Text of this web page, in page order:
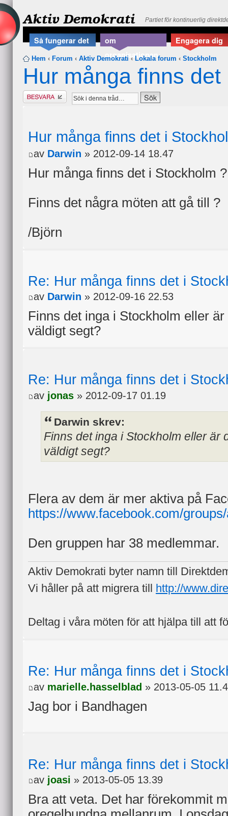
Aktiv Demokrati Partiet för kontinuerlig
Så fungerar det
om
organisationen
Engagera dig
Hem ‹ Forum ‹ Aktiv Demokrati ‹ Lokala forum ‹ Stockholm
Hur många finns
Besvara
Hur många finns det i
av Darwin » 2012-09-14 18.47
Hur många finns det i Stockholm ?
Finns det några möten att gå till ?
/Björn
Re: Hur många finns det i
av Darwin » 2012-09-16 22.53
Finns det inga i Stockholm eller
väldigt segt?
Re: Hur många finns det i
av jonas » 2012-09-17 01.19
Darwin skrev:
Finns det inga i Stockholm eller är
väldigt segt?
Flera av dem är mer aktiva på
https://www.facebook.com/
Den gruppen har 38 medlemmar.
Aktiv Demokrati byter namn till
Vi håller på att migrera till
http://
Deltag i våra möten för att hjälpa till att
Re: Hur många finns det i
av marielle.hasselblad » 2013-05-05
Jag bor i Bandhagen
Re: Hur många finns det i
av joasi » 2013-05-05 13.39
Bra att veta. Det har förekommit